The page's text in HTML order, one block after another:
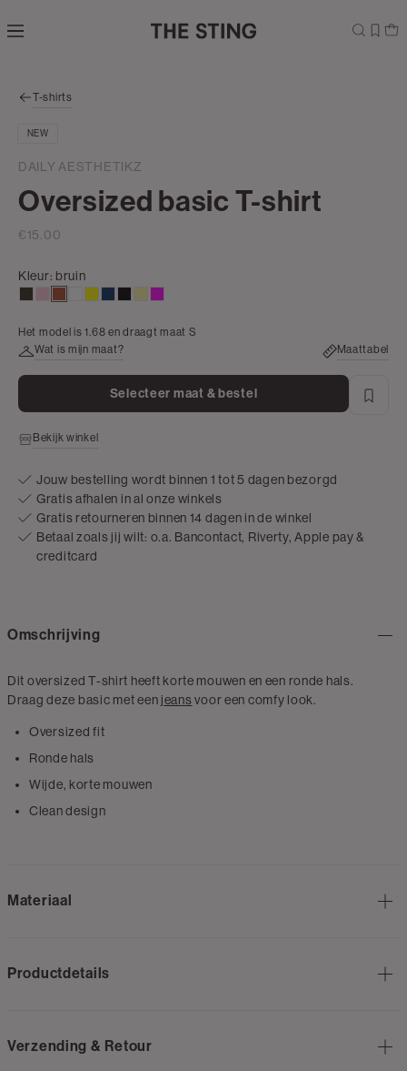
direct naar
zoekbalk
naar de
T-shirts
NEW
DAILY AESTHETIKZ
Oversized basic T-shirt
€15.00
Kleur: bruin
donker
Het model is 1.68 en draagt maat S
Wat is mijn maat?
Maattabel
Selecteer maat & bestel
Bekijk winkel
Jouw bestelling wordt binnen 1 tot 5 dagen bezorgd
Gratis afhalen in al onze winkels
Gratis retourneren binnen 14 dagen in de winkel
Betaal zoals jij wilt: o.a. Bancontact, Riverty, Apple pay &
creditcard
Omschrijving
Dit oversized T-shirt heeft korte mouwen en een ronde hals.
Draag deze basic met een jeansvoor een comfy look.
Oversized fit
Ronde hals
Wijde, korte mouwen
Clean design
Materiaal
Productdetails
Verzending & Retour